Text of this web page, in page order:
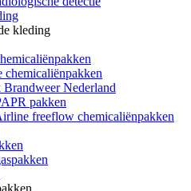
kleding
chemicaliënpakken
Nederland
pakken
freeflow chemicaliënpakken